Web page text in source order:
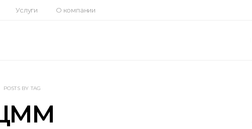
Услуги О компании
POSTS BY TAG